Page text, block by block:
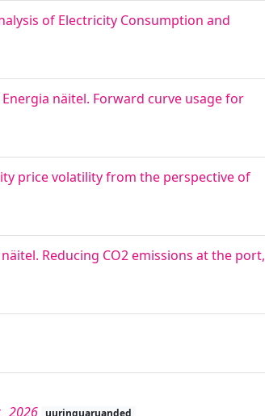
of Electricity Consumption and
näitel. Forward curve usage for
price volatility from the perspective of
Reducing CO2 emissions at the port,
2026 uuringuaruanded